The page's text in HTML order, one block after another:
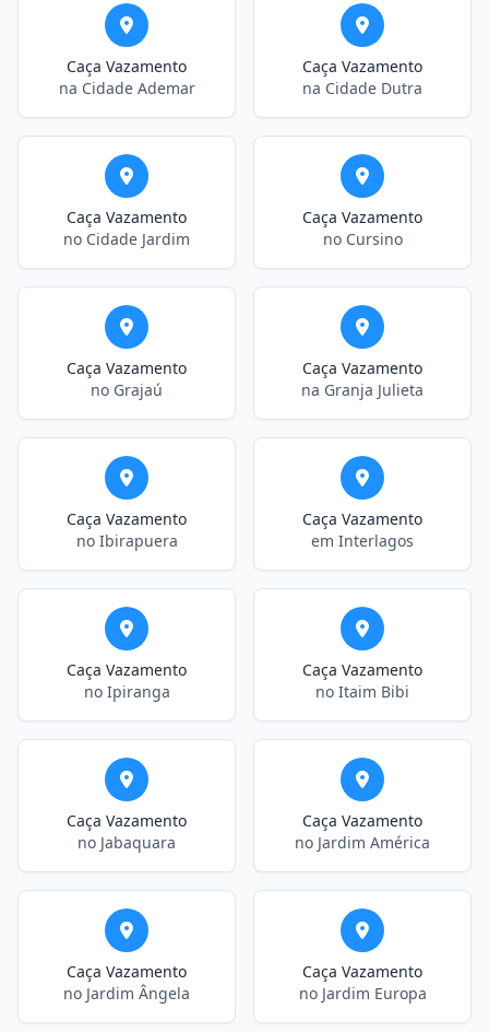
Caça Vazamento
na Cidade Ademar
Caça Vazamento
na Cidade Dutra
Caça Vazamento
no Cidade Jardim
Caça Vazamento
no Cursino
Caça Vazamento
no Grajaú
Caça Vazamento
na Granja Julieta
Caça Vazamento
no Ibirapuera
Caça Vazamento
em Interlagos
Caça Vazamento
no Ipiranga
Caça Vazamento
no Itaim Bibi
Caça Vazamento
no Jabaquara
Caça Vazamento
no Jardim América
Caça Vazamento
no Jardim Ângela
Caça Vazamento
no Jardim Europa